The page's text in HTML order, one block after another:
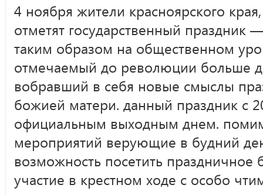
4 ноября жители красноярского
отметят государственный праздник
таким образом на общественном
отмечаемый до революции больше
вобравший в себя новые смыслы
божией матери. данный праздник с
официальным выходным днем.
мероприятий верующие в будний
возможность посетить праздничное
участие в крестном ходе с особо